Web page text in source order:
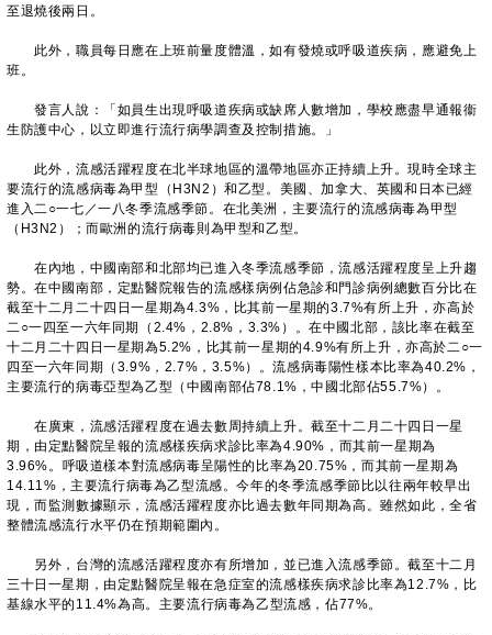
至退燒後兩日。
此外，職員每日應在上班前量度體溫，如有發燒或呼吸道疾病，應避免上
班。
發言人說：「如員生出現呼吸道疾病或缺席人數增加，學校應盡早通報衞
生防護中心，以立即進行流行病學調查及控制措施。」
此外，流感活躍程度在北半球地區的溫帶地區亦正持續上升。現時全球主
要流行的流感病毒為甲型（H3N2）和乙型。美國、加拿大、英國和日本已經
進入二○一七／一八冬季流感季節。在北美洲，主要流行的流感病毒為甲型
（H3N2）；而歐洲的流行病毒則為甲型和乙型。
在內地，中國南部和北部均已進入冬季流感季節，流感活躍程度呈上升趨
勢。在中國南部，定點醫院報告的流感樣病例佔急診和門診病例總數百分比在
截至十二月二十四日一星期為4.3%，比其前一星期的3.7%有所上升，亦高於
二○一四至一六年同期（2.4%，2.8%，3.3%）。在中國北部，該比率在截至
十二月二十四日一星期為5.2%，比其前一星期的4.9%有所上升，亦高於二○一
四至一六年同期（3.9%，2.7%，3.5%）。流感病毒陽性樣本比率為40.2%，
主要流行的病毒亞型為乙型（中國南部佔78.1%，中國北部佔55.7%）。
在廣東，流感活躍程度在過去數周持續上升。截至十二月二十四日一星
期，由定點醫院呈報的流感樣疾病求診比率為4.90%，而其前一星期為
3.96%。呼吸道樣本對流感病毒呈陽性的比率為20.75%，而其前一星期為
14.11%，主要流行病毒為乙型流感。今年的冬季流感季節比以往兩年較早出
現，而監測數據顯示，流感活躍程度亦比過去數年同期為高。雖然如此，全省
整體流感流行水平仍在預期範圍內。
另外，台灣的流感活躍程度亦有所增加，並已進入流感季節。截至十二月
三十日一星期，由定點醫院呈報在急症室的流感樣疾病求診比率為12.7%，比
基線水平的11.4%為高。主要流行病毒為乙型流感，佔77%。